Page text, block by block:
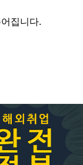
집니다.